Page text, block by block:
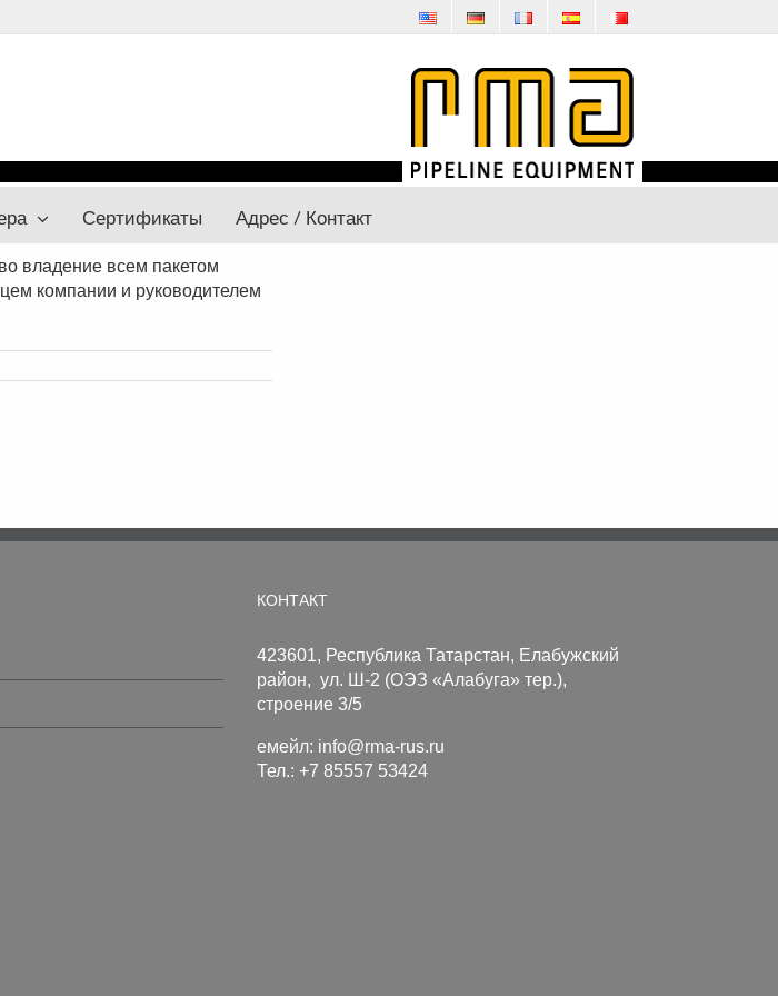
Сертификаты Адрес / Контакт
владение всем пакетом
компании и руководителем
КОНТАКТ
423601, Республика Татарстан, Елабужский
район, ул. Ш-2 (ОЭЗ «Алабуга» тер.),
строение 3/5
емейл: info@rma-rus.ru
Тел.: +7 85557 53424